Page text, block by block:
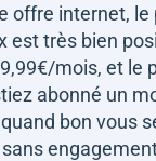
offre internet,
est très bien
mois, et
abonné un
bon vous